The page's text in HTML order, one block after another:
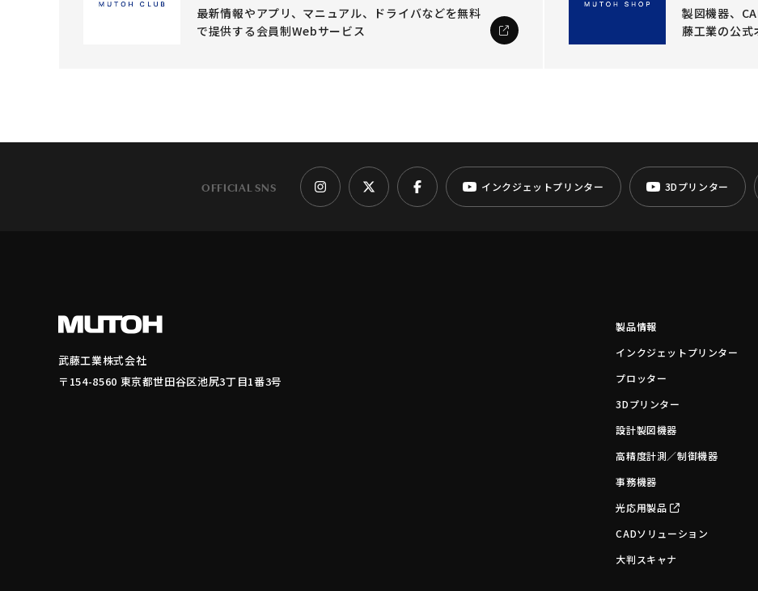
最新情報やアプリ、マニュアル、ドライバなどを無料
で提供する会員制Webサービス
製図機器、
藤工業の公式
OFFICIAL SNS インクジェットプリンター 3Dプリンター
武藤工業株式会社
〒154-8560 東京都世田谷区池尻3丁目1番3号
製品情報
インクジェットプリンター
プロッター
3Dプリンター
設計製図機器
高精度計測／制御機器
事務機器
光応用製品
CADソリューション
大判スキャナ